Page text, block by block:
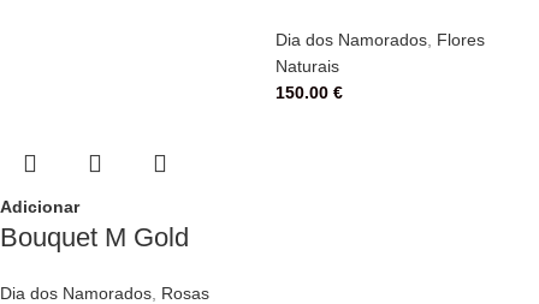
Adicionar
Bouquet M Gold
Dia dos Namorados Rosas
Dia dos Namorados Flores
Naturais
150.00 €